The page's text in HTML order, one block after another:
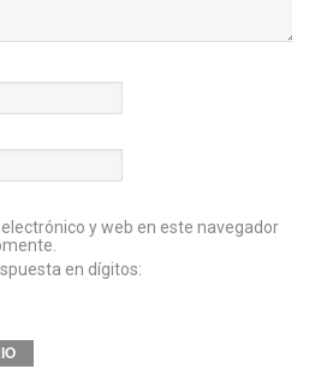
y web en este navegador
en dígitos: